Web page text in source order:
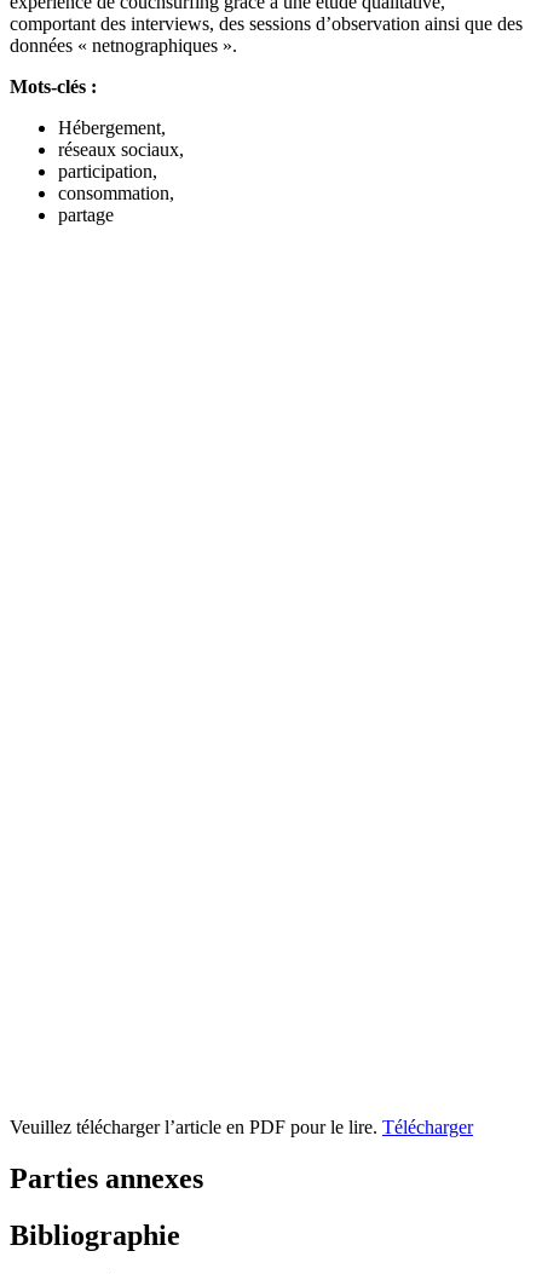
comportant des interviews, des sessions d’observation ainsi que des
données « netnographiques ».
Mots-clés :
Hébergement,
réseaux sociaux,
participation,
consommation,
partage
Veuillez télécharger l’article en PDF pour le lire. Télécharger
Parties annexes
Bibliographie